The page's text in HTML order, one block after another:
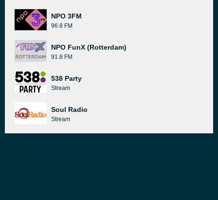
NPO 3FM
96.8 FM
NPO FunX (Rotterdam)
91.8 FM
538 Party
Stream
Soul Radio
Stream